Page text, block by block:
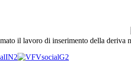
il lavoro di inserimento della deriva